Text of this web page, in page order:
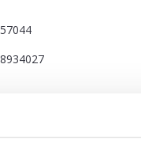
57044